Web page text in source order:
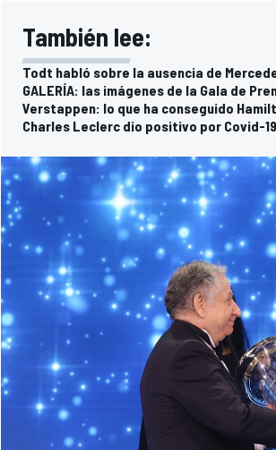
También lee:
Todt habló sobre la ausencia de
GALERÍA: las imágenes de la Gala de
Verstappen: lo que ha conseguido
Charles Leclerc dio positivo por Covid-